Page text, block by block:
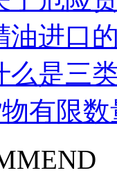
油进口
是三
有限